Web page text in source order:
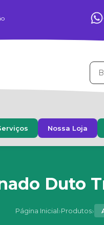
Nossa Loja
Duto
Página Inicial›Produtos›